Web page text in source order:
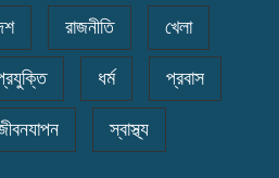
রাজনীতি খেলা
ধর্ম প্রবাস
স্বাস্থ্য